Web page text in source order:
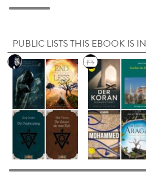
PUBLIC LISTS THIS EBOOK IS IN